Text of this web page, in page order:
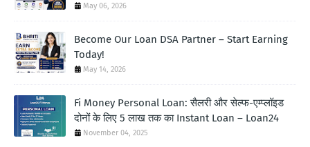
May 06, 2026
Become Our Loan DSA Partner – Start Earning
Today!
May 14, 2026
Fi Money Personal Loan: सैलरी और सेल्फ-एम्प्लॉइड
दोनों के लिए 5 लाख तक का Instant Loan – Loan24
November 04, 2025